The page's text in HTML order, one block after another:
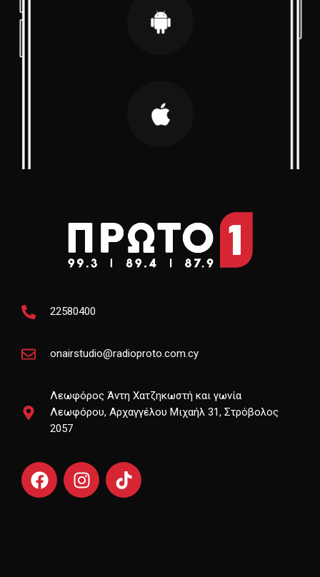
22580400
onairstudio@radioproto.com.cy
Λεωφόρος Άντη Χατζηκωστή και γωνία
Λεωφόρου, Αρχαγγέλου Μιχαήλ 31, Στρόβολος
2057